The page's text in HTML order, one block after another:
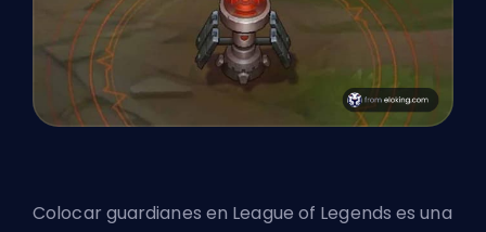
Colocar guardianes en League of Legends es una